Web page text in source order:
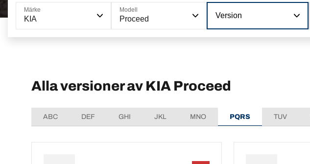
Märke
KIA
Modell
Proceed Version
Alla versioner av KIA Proceed
ABC DEF GHI JKL MNO PQRS TUV